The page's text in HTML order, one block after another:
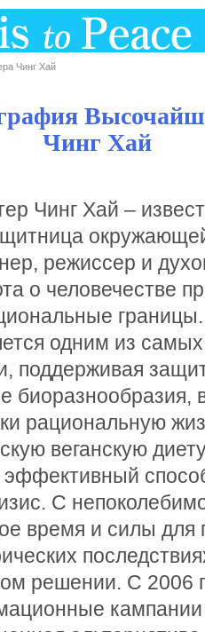
Чинг Хай
Чинг Хай
Чинг Хай –
режиссер и
о человечестве
одним из
поддерживая
биоразнообразия,
рациональную
веганскую
С
время и силы для
решении. С 2006
кампании